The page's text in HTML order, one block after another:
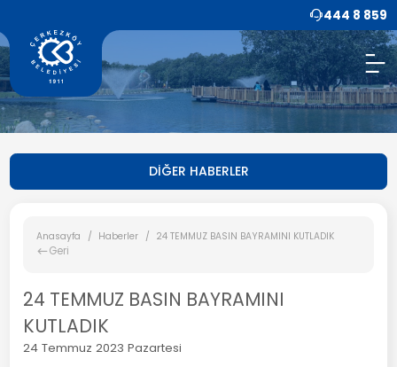
444 8 859
DİĞER HABERLER
Anasayfa Haberler 24 TEMMUZ BASIN BAYRAMINI KUTLADIK
Geri
24 TEMMUZ BASIN BAYRAMINI
KUTLADIK
24 Temmuz 2023 Pazartesi